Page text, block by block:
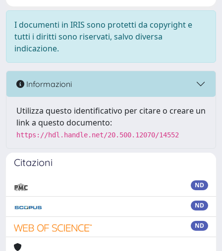
I documenti in IRIS sono protetti da copyright e
tutti i diritti sono riservati, salvo diversa
indicazione.
Informazioni
Utilizza questo identificativo per citare o creare un
link a questo documento:
https://hdl.handle.net/20.500.12070/14552
Citazioni
ND
ND
ND